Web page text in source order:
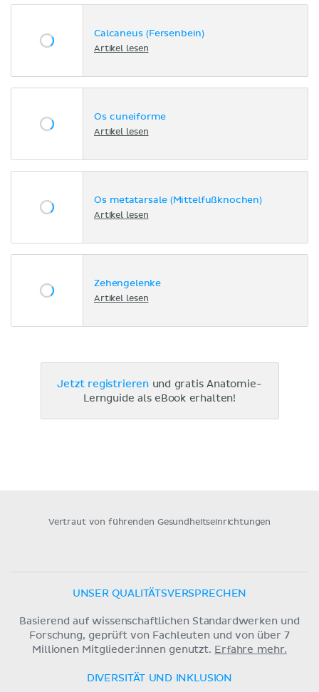
Calcaneus (Fersenbein)
Artikel lesen
Os cuneiforme
Artikel lesen
Os metatarsale (Mittelfußknochen)
Artikel lesen
Zehengelenke
Artikel lesen
Jetzt registrieren und gratis Anatomie-
Lernguide als eBook erhalten!
Vertraut von führenden Gesundheitseinrichtungen
UNSER QUALITÄTSVERSPRECHEN
Basierend auf wissenschaftlichen Standardwerken und
Forschung, geprüft von Fachleuten und von über 7
Millionen Mitglieder:innen genutzt. Erfahre mehr.
DIVERSITÄT UND INKLUSION